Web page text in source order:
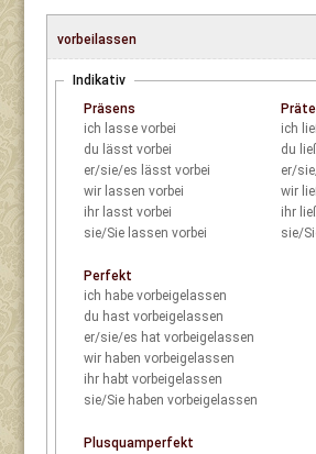
vorbeilassen
Indikativ
Präsens
ich lasse vorbei
du lässt vorbei
er/sie/es lässt vorbei
wir lassen vorbei
ihr lasst vorbei
sie/Sie lassen vorbei
ich
du
er/
wir
ihr
sie/
Perfekt
ich habe vorbeigelassen
du hast vorbeigelassen
er/sie/es hat vorbeigelassen
wir haben vorbeigelassen
ihr habt vorbeigelassen
sie/Sie haben vorbeigelassen
Plusquamperfekt